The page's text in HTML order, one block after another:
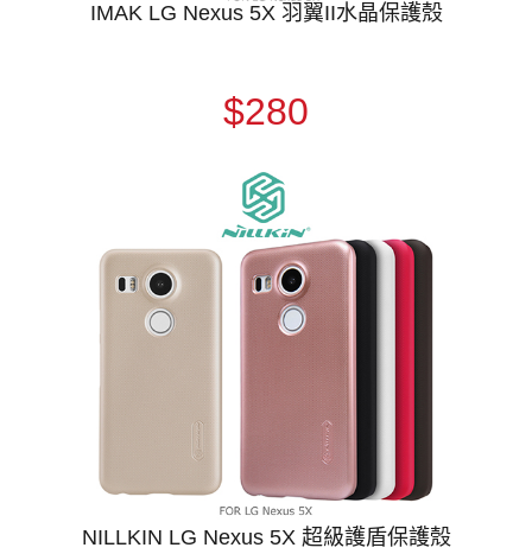
IMAK LG Nexus 5X 羽翼II水晶保護殼
$280
NILLKIN LG Nexus 5X 超級護盾保護殼